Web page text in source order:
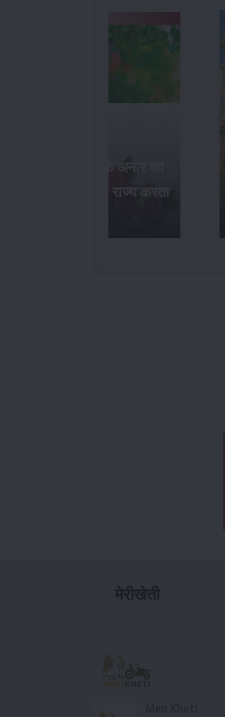
भारत में सर्वाधिक अनार का
उत्पादन कौन-सा राज्य करता